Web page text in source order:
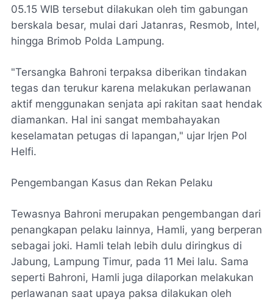
05.15 WIB tersebut dilakukan oleh tim gabungan
berskala besar, mulai dari Jatanras, Resmob, Intel,
hingga Brimob Polda Lampung.
​"Tersangka Bahroni terpaksa diberikan tindakan
tegas dan terukur karena melakukan perlawanan
aktif menggunakan senjata api rakitan saat hendak
diamankan. Hal ini sangat membahayakan
keselamatan petugas di lapangan," ujar Irjen Pol
Helfi.
​Pengembangan Kasus dan Rekan Pelaku
Tewasnya Bahroni merupakan pengembangan dari
penangkapan pelaku lainnya, Hamli, yang berperan
sebagai joki. Hamli telah lebih dulu diringkus di
Jabung, Lampung Timur, pada 11 Mei lalu. Sama
seperti Bahroni, Hamli juga dilaporkan melakukan
perlawanan saat upaya paksa dilakukan oleh